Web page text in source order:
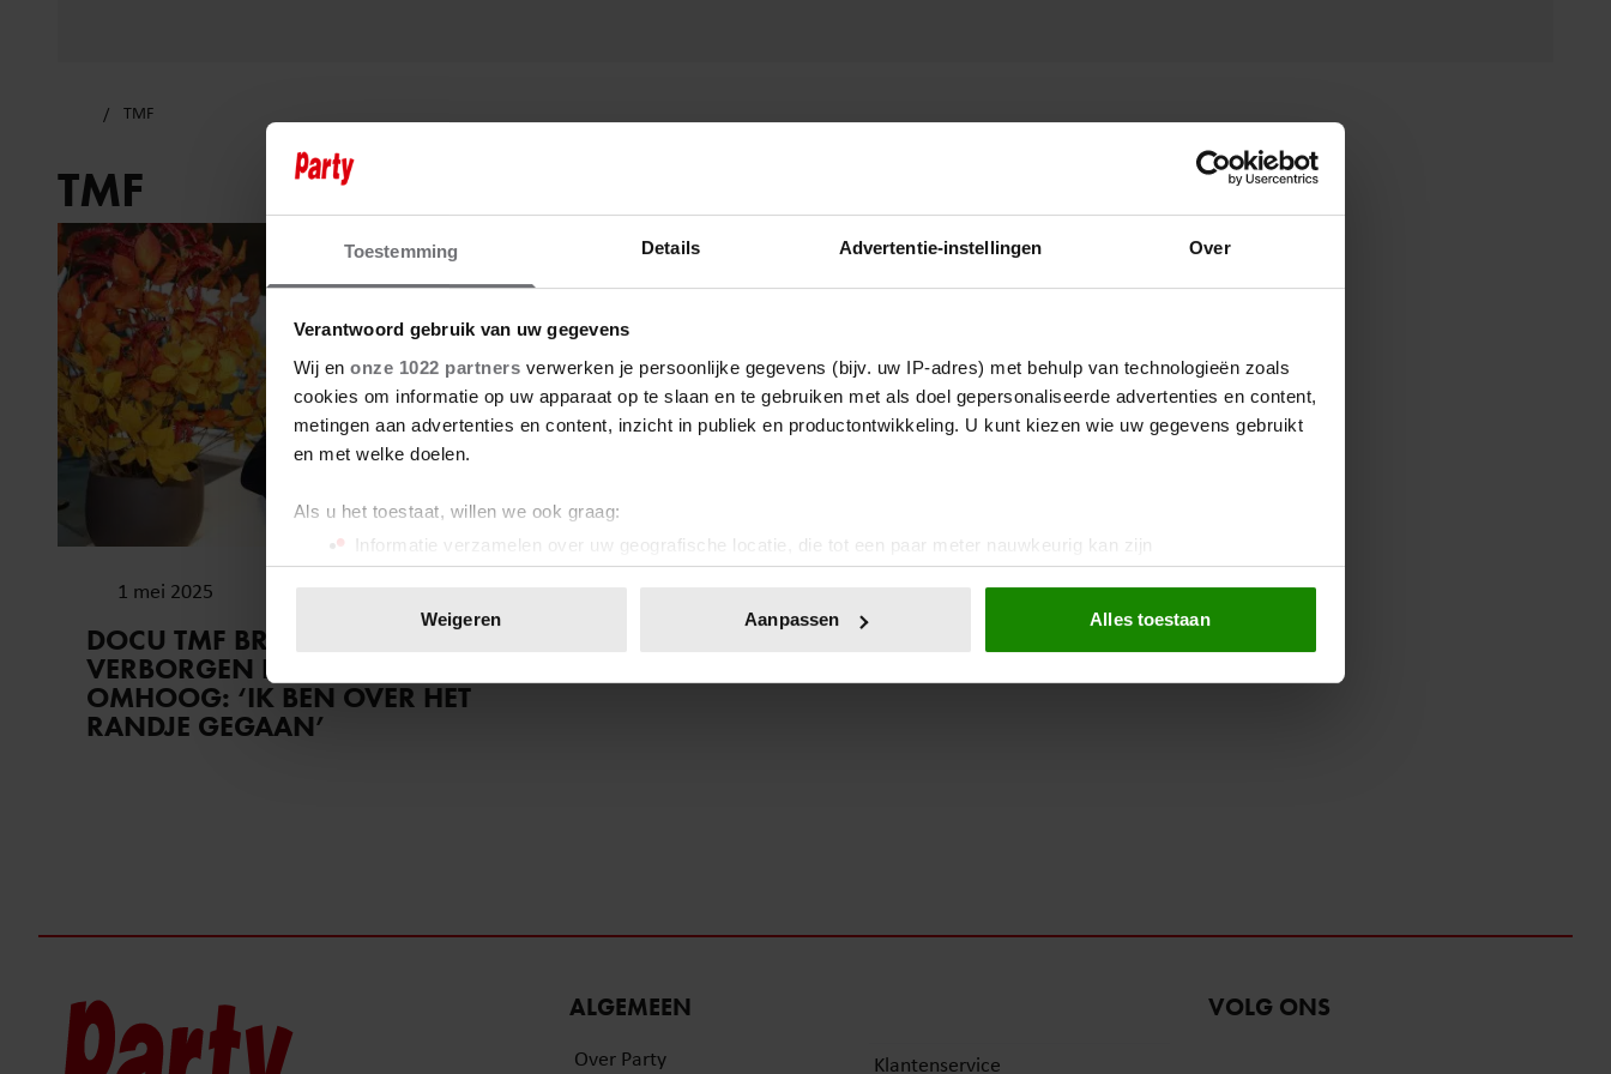
Toestemming Details Advertentie-instellingen Over
Verantwoord gebruik van uw gegevens
Wij en onze 1022 partners verwerken je persoonlijke gegevens (bijv. uw IP-adres) met behulp van technologieën zoals
cookies om informatie op uw apparaat op te slaan en te gebruiken met als doel gepersonaliseerde advertenties en content,
metingen aan advertenties en content, inzicht in publiek en productontwikkeling. U kunt kiezen wie uw gegevens gebruikt
en met welke doelen.
Als u het toestaat, willen we ook graag:
Informatie verzamelen over uw geografische locatie, die tot een paar meter nauwkeurig kan zijn
Uw apparaat identificeren door het actief te scannen op specifieke eigenschappen (fingerprinting)
toestemming op elk moment wijzigen of intrekken in de Cookieverklaring.
We gebruiken cookies om content en advertenties te personaliseren, om functies voor social media te bieden en om ons
websiteverkeer te analyseren. Ook delen we informatie over uw gebruik van onze site met onze partners voor social
Weigeren Aanpassen Alles toestaan
TMF
TMF
1 mei 2025
DOCU TMF BRENGT
VERBORGEN ELLENDE
OMHOOG: ‘IK BEN OVER HET
RANDJE GEGAAN’
SYLVIE MEIS BEREIKT DE LEEFTIJD
ALGEMEEN
Over Party Klantenservice
VOLG ONS